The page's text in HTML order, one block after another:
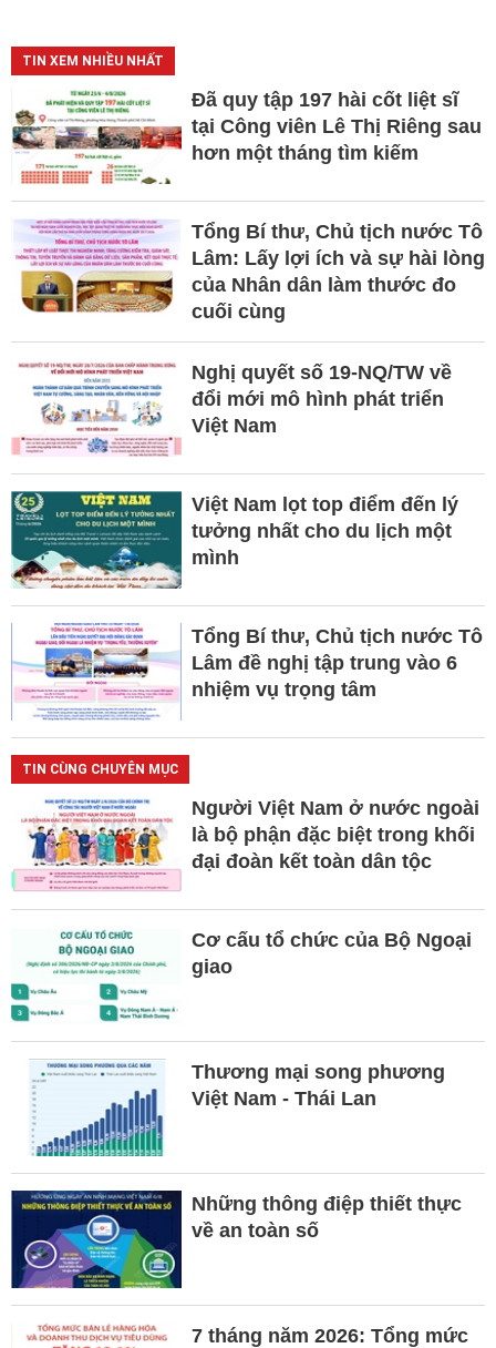
TIN XEM NHIỀU NHẤT
Đã quy tập 197 hài cốt liệt sĩ
tại Công viên Lê Thị Riêng sau
hơn một tháng tìm kiếm
Tổng Bí thư, Chủ tịch nước Tô
Lâm: Lấy lợi ích và sự hài lòng
của Nhân dân làm thước đo
cuối cùng
Nghị quyết số 19-NQ/TW về
đổi mới mô hình phát triển
Việt Nam
Việt Nam lọt top điểm đến lý
tưởng nhất cho du lịch một
mình
Tổng Bí thư, Chủ tịch nước Tô
Lâm đề nghị tập trung vào 6
nhiệm vụ trọng tâm
TIN CÙNG CHUYÊN MỤC
Người Việt Nam ở nước ngoài
là bộ phận đặc biệt trong khối
đại đoàn kết toàn dân tộc
Cơ cấu tổ chức của Bộ Ngoại
giao
Thương mại song phương
Việt Nam - Thái Lan
Những thông điệp thiết thực
về an toàn số
7 tháng năm 2026: Tổng mức